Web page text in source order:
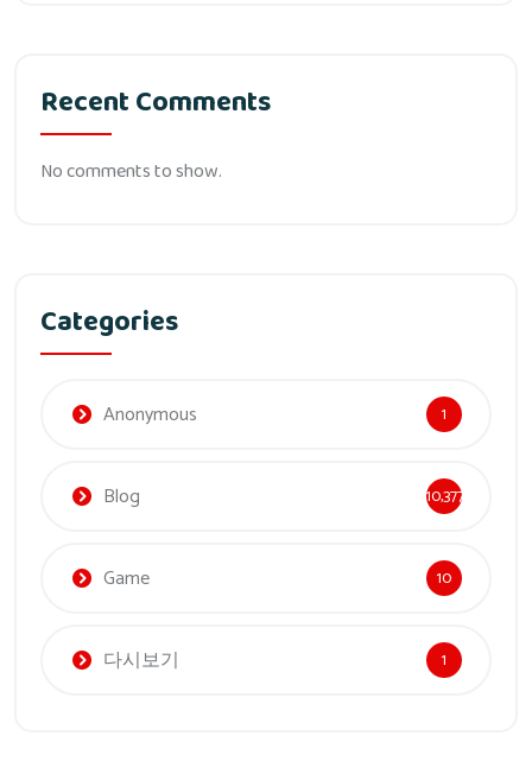
Recent Comments
No comments to show.
Categories
Anonymous 1
Blog 10,377
Game 10
다시보기 1